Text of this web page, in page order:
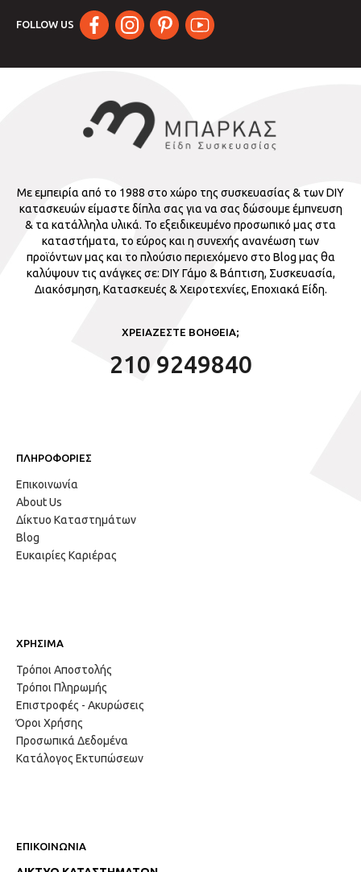
FOLLOW US
Με εμπειρία από το 1988 στο χώρο της συσκευασίας & των DIY
κατασκευών είμαστε δίπλα σας για να σας δώσουμε έμπνευση
& τα κατάλληλα υλικά. Το εξειδικευμένο προσωπικό μας στα
καταστήματα, το εύρος και η συνεχής ανανέωση των
προϊόντων μας και το πλούσιο περιεχόμενο στο Blog μας θα
καλύψουν τις ανάγκες σε: DIY Γάμο & Βάπτιση, Συσκευασία,
Διακόσμηση, Κατασκευές & Χειροτεχνίες, Εποχιακά Είδη.
ΧΡΕΙΑΖΕΣΤΕ ΒΟΗΘΕΙΑ;
210 9249840
ΠΛΗΡΟΦΟΡΙΕΣ
Επικοινωνία
About Us
Δίκτυο Καταστημάτων
Blog
Ευκαιρίες Καριέρας
ΧΡΗΣΙΜΑ
Τρόποι Αποστολής
Τρόποι Πληρωμής
Επιστροφές - Ακυρώσεις
Όροι Χρήσης
Προσωπικά Δεδομένα
Κατάλογος Εκτυπώσεων
ΕΠΙΚΟΙΝΩΝΙΑ